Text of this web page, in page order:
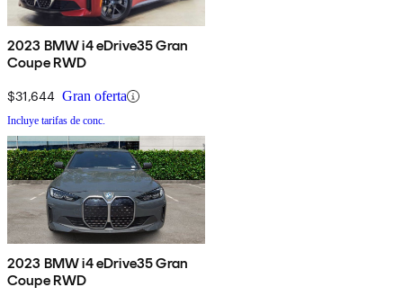
2023 BMW i4 eDrive35 Gran
Coupe RWD
$31,644 Gran oferta
Incluye tarifas de conc.
2023 BMW i4 eDrive35 Gran
Coupe RWD